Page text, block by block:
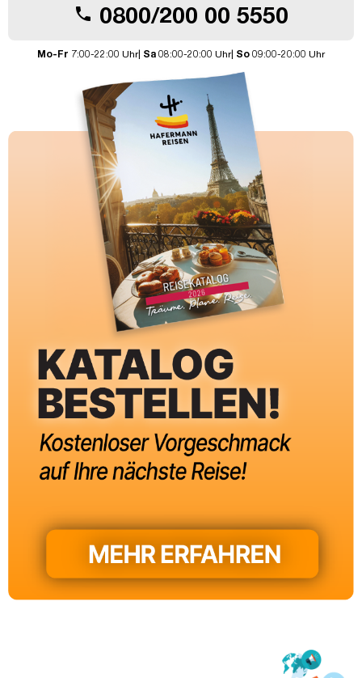
call 0800/200 00 5550
Mo-Fr 7:00-22:00 Uhr| Sa 08:00-20:00 Uhr| So 09:00-20:00 Uhr